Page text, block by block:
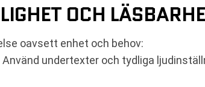
OCH
oavsett enhet och behov:
undertexter och tydliga